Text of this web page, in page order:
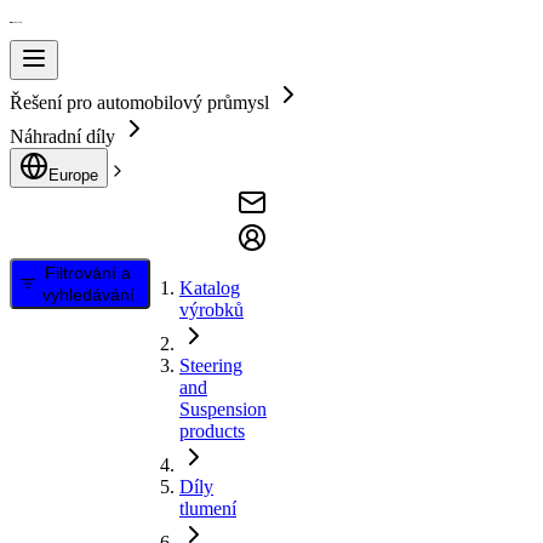
Řešení pro automobilový průmysl
Náhradní díly
Europe
Filtrování a
vyhledávání
Katalog
výrobků
Steering
and
Suspension
products
Díly
tlumení